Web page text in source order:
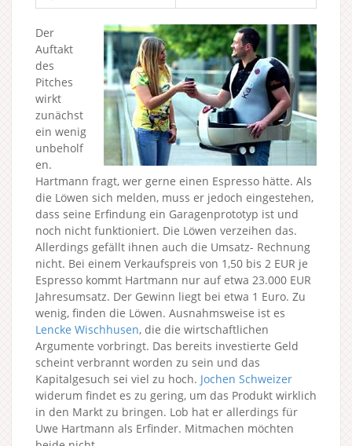
Der
Auftakt
des
Pitches
wirkt
zunächst
ein wenig
unbeholf
en.
Hartmann fragt, wer gerne einen Espresso hätte. Als
die Löwen sich melden, muss er jedoch eingestehen,
dass seine Erfindung ein Garagenprototyp ist und
noch nicht funktioniert. Die Löwen verzeihen das.
Allerdings gefällt ihnen auch die Umsatz- Rechnung
nicht. Bei einem Verkaufspreis von 1,50 bis 2 EUR je
Espresso kommt Hartmann nur auf etwa 23.000 EUR
Jahresumsatz. Der Gewinn liegt bei etwa 1 Euro. Zu
wenig, finden die Löwen. Ausnahmsweise ist es
Lencke Wischhusen, die die wirtschaftlichen
Argumente vorbringt. Das bereits investierte Geld
scheint verbrannt worden zu sein und das
Kapitalgesuch sei viel zu hoch. Jochen Schweizer
widerum findet es zu gering, um das Produkt wirklich
in den Markt zu bringen. Lob hat er allerdings für
Uwe Hartmann als Erfinder. Mitmachen möchten